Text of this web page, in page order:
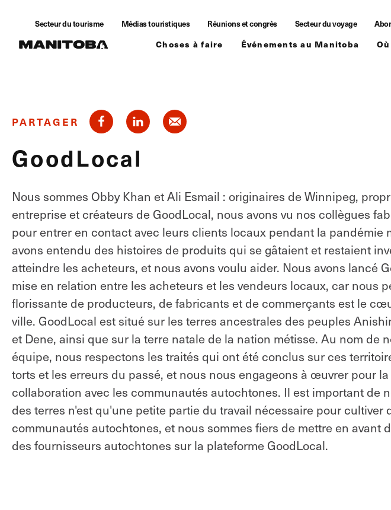
Secteur du tourisme Médias touristiques Réunions et congrès Secteur du voyage
Choses à faire Événements au Manitoba
PARTAGER
GoodLocal
Nous sommes Obby Khan et Ali Esmail : originaires de Winnipeg,
entreprise et créateurs de GoodLocal, nous avons vu nos collègues
pour entrer en contact avec leurs clients locaux pendant la pandémie
avons entendu des histoires de produits qui se gâtaient et restaient
atteindre les acheteurs, et nous avons voulu aider. Nous avons lancé
mise en relation entre les acheteurs et les vendeurs locaux, car nous
florissante de producteurs, de fabricants et de commerçants est le
ville. GoodLocal est situé sur les terres ancestrales des peuples
et Dene, ainsi que sur la terre natale de la nation métisse. Au nom de
équipe, nous respectons les traités qui ont été conclus sur ces
torts et les erreurs du passé, et nous nous engageons à œuvrer pour
collaboration avec les communautés autochtones. Il est important de
des terres n'est qu'une petite partie du travail nécessaire pour cultiver
communautés autochtones, et nous sommes fiers de mettre en avant
des fournisseurs autochtones sur la plateforme GoodLocal.